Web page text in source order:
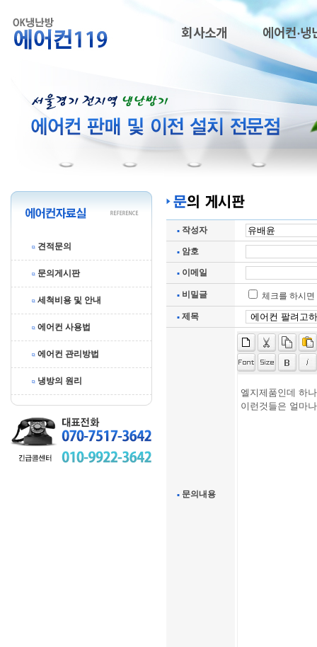
회사소개 에어컨·냉
견적문의
문의게시판
세척비용 및 안내
에어컨 사용법
에어컨 관리방법
냉방의 원리
작성자
암호
이메일
비밀글 체크를 하시
제목
문의내용